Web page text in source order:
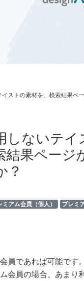
ストの素材を、検索結果ペ
しないテイ
結果ページ
？
ミアム会員（個人） プレミ
員であれば可能です。
会員の場合、あまり